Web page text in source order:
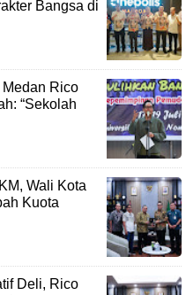
Bangsa di
Rico
“Sekolah
Wali Kota
Kuota
Deli, Rico